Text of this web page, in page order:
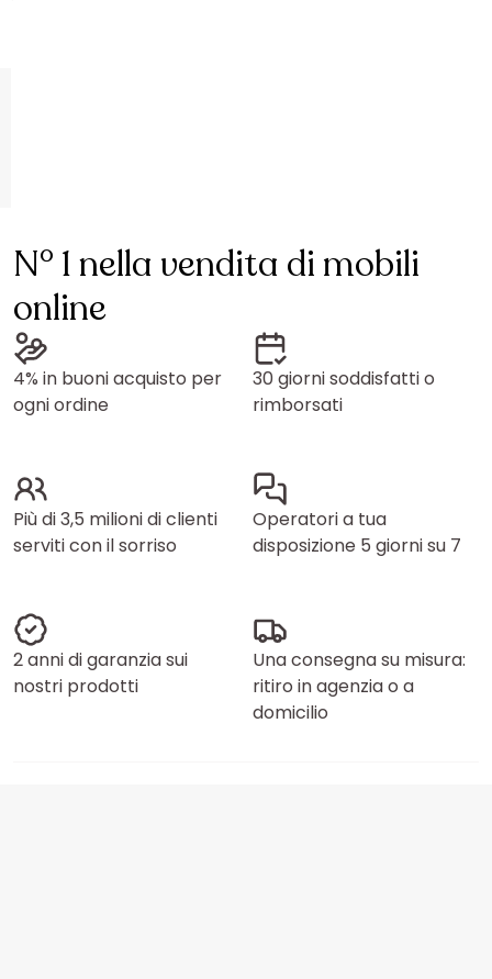
N° 1 nella vendita di mobili
online
4% in buoni acquisto per
ogni ordine
30 giorni soddisfatti o
rimborsati
Più di 3,5 milioni di clienti
serviti con il sorriso
Operatori a tua
disposizione 5 giorni su 7
2 anni di garanzia sui
nostri prodotti
Una consegna su misura:
ritiro in agenzia o a
domicilio